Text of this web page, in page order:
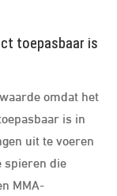
toepasbaar is
omdat het
is in
uit te voeren
spieren die
MMA-